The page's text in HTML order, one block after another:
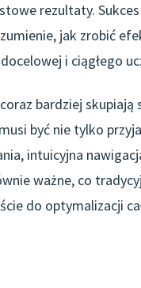
rezultaty.
jak zrobić
i ciągłego
bardziej
być nie tylko
intuicyjna
ważne, co
do optymalizacji